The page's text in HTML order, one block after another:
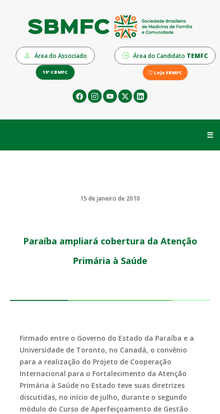
Área do Associado Área do Candidato TEMFC
19º CBMFC Loja SBMFC
☰
15 de janeiro de 2010
Paraíba ampliará cobertura da Atenção
Primária à Saúde
Firmado entre o Governo do Estado da Paraíba e a
Universidade de Toronto, no Canadá, o convênio
para a realização do Projeto de Cooperação
Internacional para o Fortalecimento da Atenção
Primária à Saúde no Estado teve suas diretrizes
discutidas, no início de julho, durante o segundo
módulo do Curso de Aperfeiçoamento de Gestão